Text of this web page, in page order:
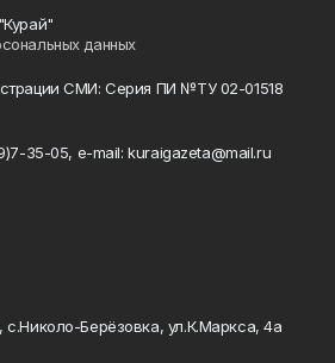
данных
СМИ: Серия ПИ №ТУ 02-01518
35-05, e-mail: kuraigazeta@mail.ru
Берёзовка, ул.К.Маркса, 4а